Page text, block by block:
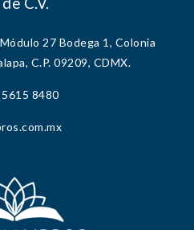
27 Bodega 1, Colonia
C.P. 09209, CDMX.
8480